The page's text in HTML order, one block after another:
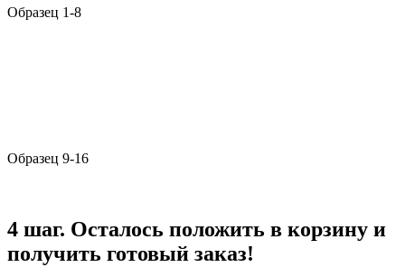
Образец 1-8
Образец 9-16
4 шаг. Осталось положить в корзину и
получить готовый заказ!